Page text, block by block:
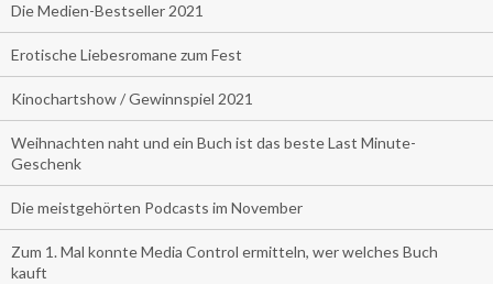
Die Medien-Bestseller 2021
Erotische Liebesromane zum Fest
Kinochartshow / Gewinnspiel 2021
Weihnachten naht und ein Buch ist das beste Last Minute-
Geschenk
Die meistgehörten Podcasts im November
Zum 1. Mal konnte Media Control ermitteln, wer welches Buch
kauft